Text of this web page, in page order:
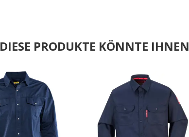
DIESE PRODUKTE KÖNNTE